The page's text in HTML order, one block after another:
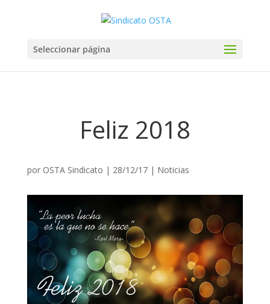
Seleccionar página
Feliz 2018
por OSTA Sindicato | 28/12/17| Noticias